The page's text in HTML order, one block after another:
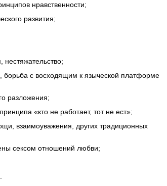
нравственности;
развития;
нестяжательство;
борьба с восходящим к языческой платформе
разложения;
«кто не работает, тот не ест»;
взаимоуважения, других традиционных
сексом отношений любви;